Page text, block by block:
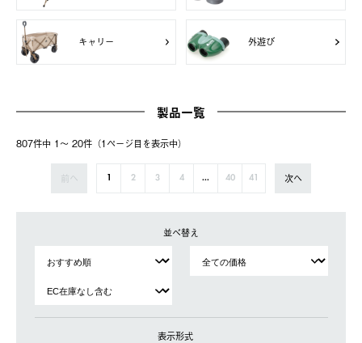
キャリー 外遊び
製品一覧
807件中 1〜 20件（1ページ⽬を表⽰中）
前へ 1 2 3 4 ... 40 41 次へ
並べ替え
表示形式